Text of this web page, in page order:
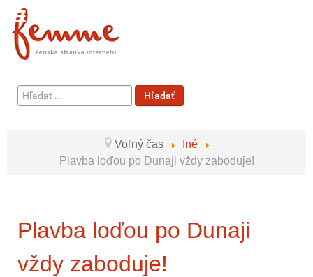
Hľadať
...
Hľadať
Voľný čas
Iné
Plavba loďou po Dunaji vždy zaboduje!
Plavba loďou po Dunaji
vždy zaboduje!